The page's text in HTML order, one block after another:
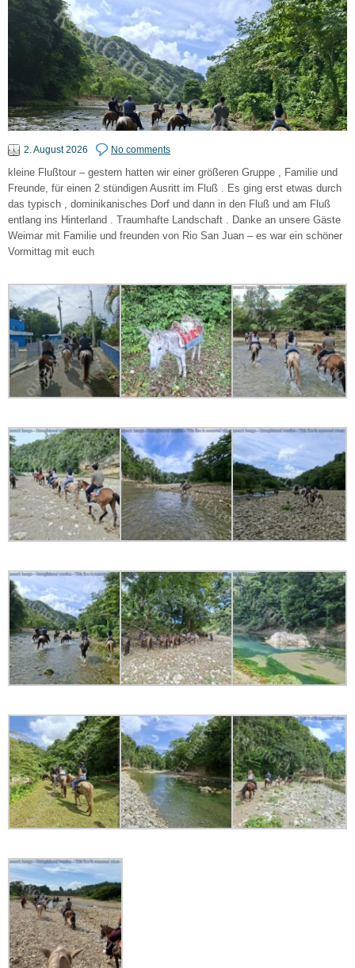
2. August 2026 No comments
kleine Flußtour – gestern hatten wir einer größeren Gruppe , Familie und
Freunde, für einen 2 stündigen Ausritt im Fluß . Es ging erst etwas durch
das typisch , dominikanisches Dorf und dann in den Fluß und am Fluß
entlang ins Hinterland . Traumhafte Landschaft . Danke an unsere Gäste
Weimar mit Familie und freunden von Rio San Juan – es war ein schöner
Vormittag mit euch